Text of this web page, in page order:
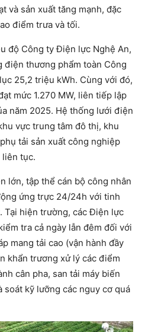
và sản xuất tăng mạnh, đặc
điểm trưa và tối.
độ Công ty Điện lực Nghệ An,
điện thương phẩm toàn Công
25,2 triệu kWh. Cùng với đó,
mức 1.270 MW, liên tiếp lập
năm 2025. Hệ thống lưới điện
vực trung tâm đô thị, khu
tải sản xuất công nghiệp
liên tục.
lớn, tập thể cán bộ công nhân
ứng trực 24/24h với tinh
Tại hiện trường, các Điện lực
tra cả ngày lẫn đêm đối với
mang tải cao (vận hành đầy
khẩn trương xử lý các điểm
cân pha, san tải máy biến
soát kỹ lưỡng các nguy cơ quá